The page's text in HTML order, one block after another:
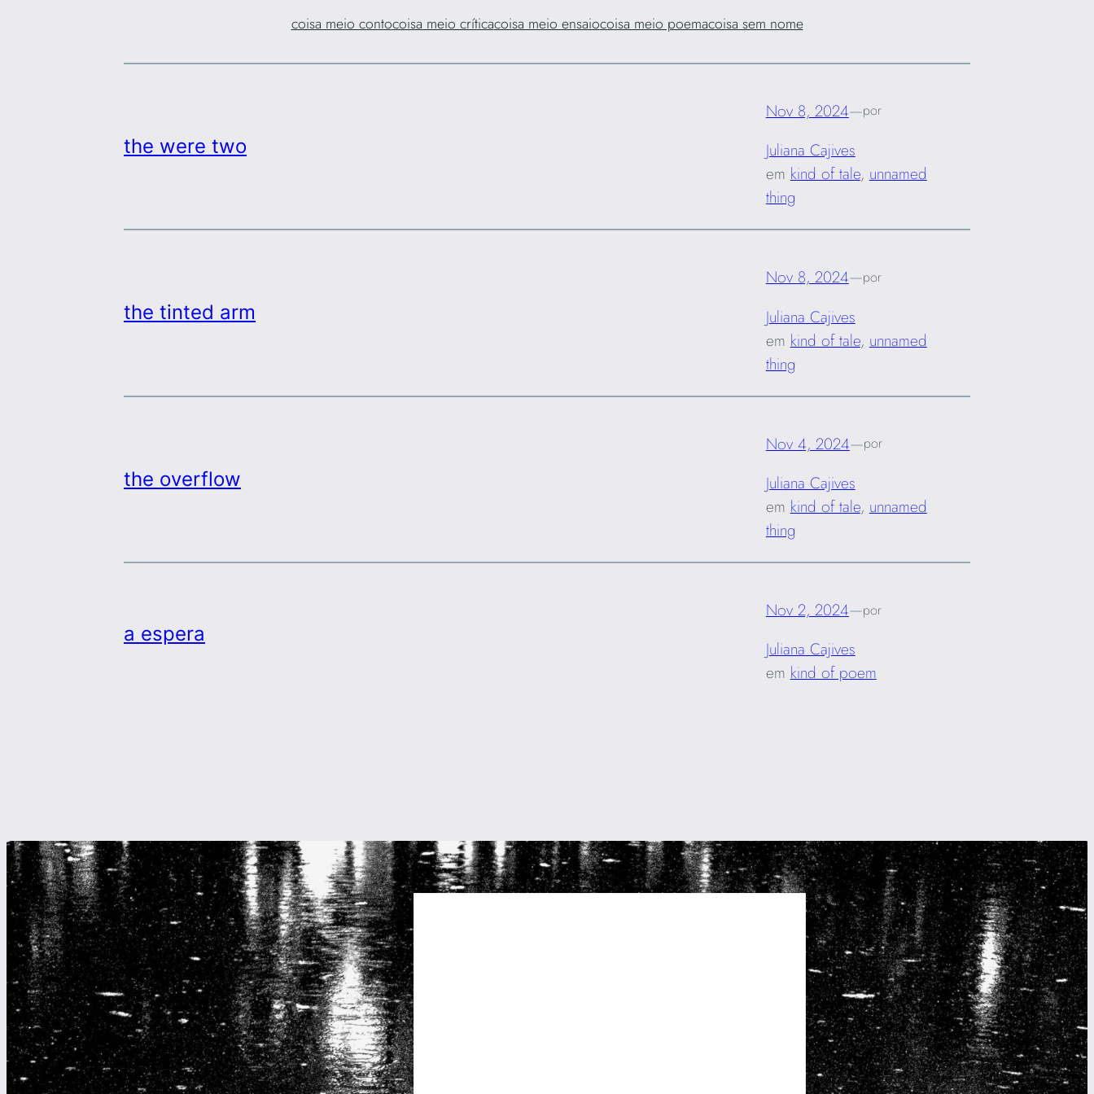
coisa meio contocoisa meio críticacoisa meio ensaiocoisa meio poemacoisa sem nome
the were two
Nov 8, 2024—por
Juliana Cajives
em kind of tale, unnamed
thing
the tinted arm
Nov 8, 2024—por
Juliana Cajives
em kind of tale, unnamed
thing
the overflow
Nov 4, 2024—por
Juliana Cajives
em kind of tale, unnamed
thing
a espera
Nov 2, 2024—por
Juliana Cajives
em kind of poem